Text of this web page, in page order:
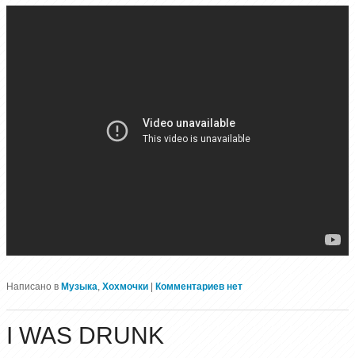
Написано в Музыка, Хохмочки Комментариев нет
I WAS DRUNK